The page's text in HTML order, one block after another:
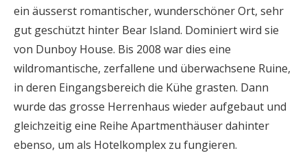
ein äusserst romantischer, wunderschöner Ort, sehr
gut geschützt hinter Bear Island. Dominiert wird sie
von Dunboy House. Bis 2008 war dies eine
wildromantische, zerfallene und überwachsene Ruine,
in deren Eingangsbereich die Kühe grasten. Dann
wurde das grosse Herrenhaus wieder aufgebaut und
gleichzeitig eine Reihe Apartmenthäuser dahinter
ebenso, um als Hotelkomplex zu fungieren.